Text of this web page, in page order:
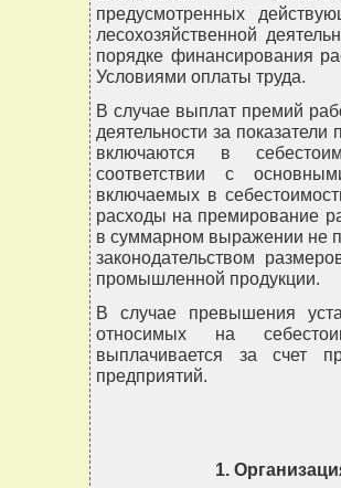
предусмотренных
лесохозяйственной
порядке финансирования
Условиями оплаты труда.
В случае выплат премий
деятельности за
включаются в
соответствии с
включаемых в
расходы на премирование
в суммарном выражении не
законодательством
промышленной продукции.
В случае превышения
относимых на
выплачивается за счет
предприятий.
1.